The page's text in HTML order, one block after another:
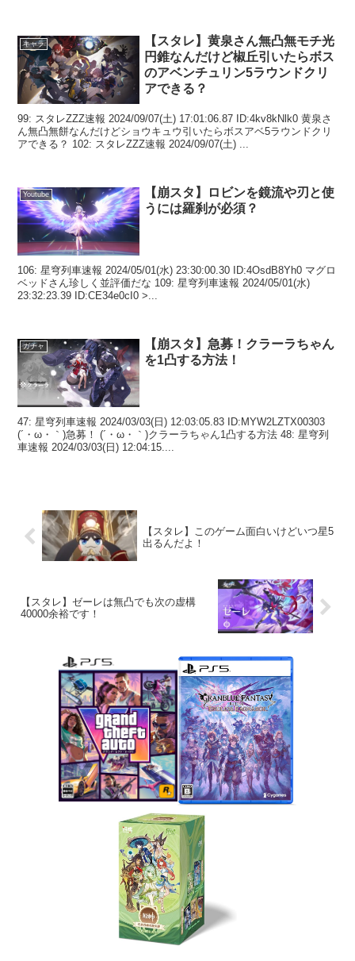
キャラ
【スタレ】黄泉さん無凸無モチ光
円錐なんだけど椒丘引いたらボス
のアベンチュリン5ラウンドクリ
アできる？
99: スタレZZZ速報 2024/09/07(土) 17:01:06.87 ID:4kv8kNlk0 黄泉さ
ん無凸無餅なんだけどショウキュウ引いたらボスアベ5ラウンドクリ
アできる？ 102: スタレZZZ速報 2024/09/07(土) ...
Youtube
【崩スタ】ロビンを鏡流や刃と使
うには羅刹が必須？
106: 星穹列車速報 2024/05/01(水) 23:30:00.30 ID:4OsdB8Yh0 マグロ
ベッドさん珍しく並評価だな 109: 星穹列車速報 2024/05/01(水)
23:32:23.39 ID:CE34e0cI0 >...
ガチャ
【崩スタ】急募！クラーラちゃん
を1凸する方法！
47: 星穹列車速報 2024/03/03(日) 12:03:05.83 ID:MYW2LZTX00303
(´・ω・｀)急募！ (´・ω・｀)クラーラちゃん1凸する方法 48: 星穹列
車速報 2024/03/03(日) 12:04:15....
【スタレ】このゲーム面白いけどいつ星5
出るんだよ！
【スタレ】ゼーレは無凸でも次の虚構
40000余裕です！